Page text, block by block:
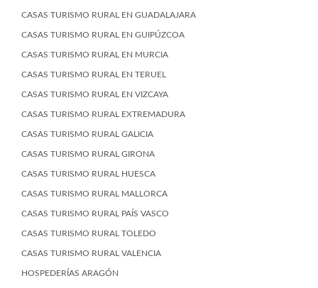
CASAS TURISMO RURAL EN GUADALAJARA
CASAS TURISMO RURAL EN GUIPÚZCOA
CASAS TURISMO RURAL EN MURCIA
CASAS TURISMO RURAL EN TERUEL
CASAS TURISMO RURAL EN VIZCAYA
CASAS TURISMO RURAL EXTREMADURA
CASAS TURISMO RURAL GALICIA
CASAS TURISMO RURAL GIRONA
CASAS TURISMO RURAL HUESCA
CASAS TURISMO RURAL MALLORCA
CASAS TURISMO RURAL PAÍS VASCO
CASAS TURISMO RURAL TOLEDO
CASAS TURISMO RURAL VALENCIA
HOSPEDERÍAS ARAGÓN